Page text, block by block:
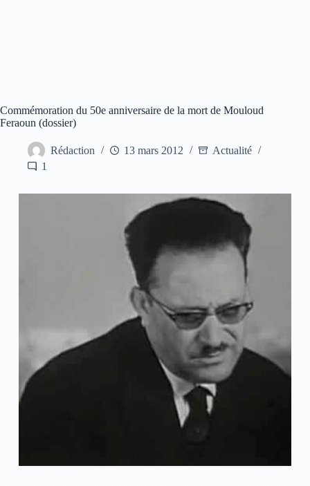
Commémoration du 50e anniversaire de la mort de Mouloud
Feraoun (dossier)
Rédaction 13 mars 2012
Actualité
1